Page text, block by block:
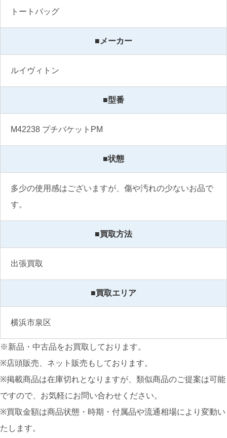
トートバッグ
■メーカー
ルイヴィトン
■型番
M42238 プチバケットPM
■状態
多少の使用感はございますが、傷や汚れの少ないお品で
す。
■買取方法
出張買取
■買取エリア
横浜市泉区
※新品・中古品をお買取しております。
※店頭販売、ネット販売もしております。
※掲載商品は在庫切れとなりますが、類似商品のご提案は可能
ですので、お気軽にお問い合わせください。
※買取金額は商品状態・時期・付属品や流通相場により変動い
たします。